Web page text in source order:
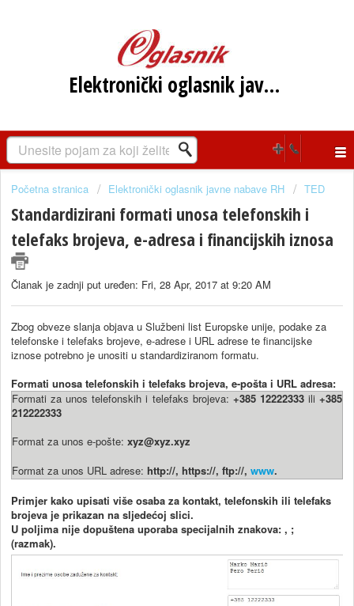
Elektronički oglasnik javne nabave RH
Početna stranica Elektronički oglasnik javne nabave RH TED
Standardizirani formati unosa telefonskih i
telefaks brojeva, e-adresa i financijskih iznosa
Članak je zadnji put uređen: Fri, 28 Apr, 2017 at 9:20 AM
Zbog obveze slanja objava u Službeni list Europske unije, podake za
telefonske i telefaks brojeve, e-adrese i URL adrese te financijske
iznose potrebno je unositi u standardiziranom formatu.
Formati unosa telefonskih i telefaks brojeva, e-pošta i URL adresa:
Formati za unos telefonskih i telefaks brojeva: +385 12222333ili+385
212222333
Format za unos e-pošte: xyz@xyz.xyz
Format za unos URL adrese: http://, https://, ftp://, www.
Primjer kako upisati više osaba za kontakt, telefonskih ili telefaks
brojeva je prikazan na sljedećoj slici.
U poljima nije dopuštena uporaba specijalnih znakova: , ;
(razmak).